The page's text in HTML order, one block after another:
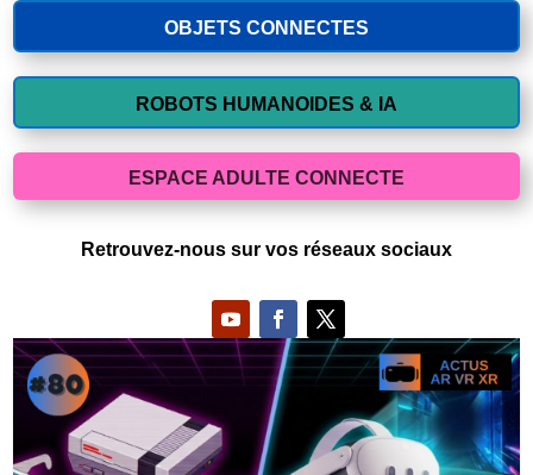
OBJETS CONNECTES
ROBOTS HUMANOIDES & IA
ESPACE ADULTE CONNECTE
Retrouvez-nous sur vos réseaux sociaux